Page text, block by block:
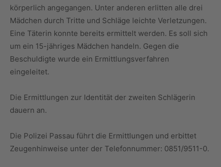
körperlich angegangen. Unter anderen erlitten alle drei
Mädchen durch Tritte und Schläge leichte Verletzungen.
Eine Täterin konnte bereits ermittelt werden. Es soll sich
um ein 15-jähriges Mädchen handeln. Gegen die
Beschuldigte wurde ein Ermittlungsverfahren
eingeleitet.
Die Ermittlungen zur Identität der zweiten Schlägerin
dauern an.
Die Polizei Passau führt die Ermittlungen und erbittet
Zeugenhinweise unter der Telefonnummer: 0851/9511-0.